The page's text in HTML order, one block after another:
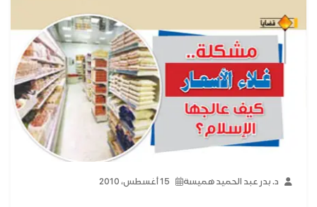
د. بدر عبد الحميد هميسة 15 أغسطس، 2010